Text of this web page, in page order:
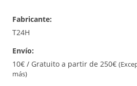
Fabricante:
T24H
Envío:
10€ / Gratuito a partir de 250€
más)